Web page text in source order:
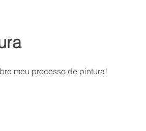
meu processo de pintura!